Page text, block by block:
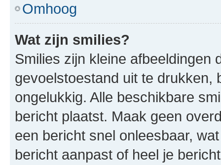
Omhoog
Wat zijn smilies?
Smilies zijn kleine afbeeldingen
gevoelstoestand uit te drukken,
ongelukkig. Alle beschikbare
bericht plaatst. Maak geen
een bericht snel onleesbaar,
bericht aanpast of heel je